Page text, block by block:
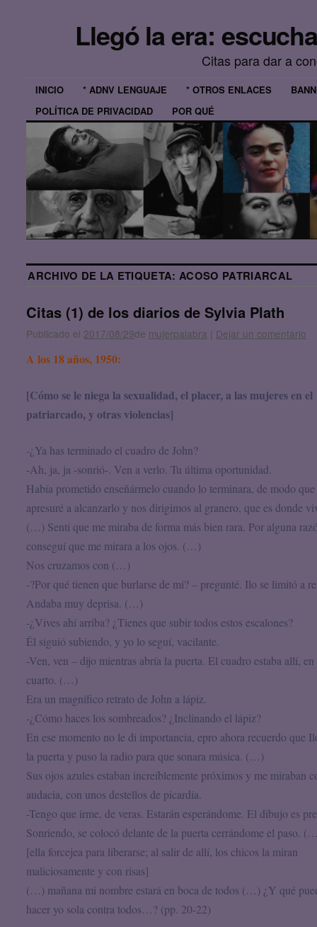
Llegó la era:
Citas para dar a
INICIO * ADNV LENGUAJE * OTROS ENLACES
POLÍTICA DE PRIVACIDAD
POR QUÉ
ARCHIVO DE LA ETIQUETA:ACOSO PATRIARCAL
Citas (1) de los diarios de Sylvia Plath
Publicado el 2017/08/29de mujerpalabra | Dejar un comentario
A los 18 años, 1950:
[Cómo se le niega la sexualidad, el placer, a las mujeres en el
patriarcado, y otras violencias]
-¿Ya has terminado el cuadro de John?
-Ah, ja, ja -sonrió-. Ven a verlo. Tu última oportunidad.
Había prometido enseñármelo cuando lo terminara, de modo
apresuré a alcanzarlo y nos dirigimos al granero, que es donde
(…) Sentí que me miraba de forma más bien rara. Por alguna
conseguí que me mirara a los ojos. (…)
Nos cruzamos con (…)
-?Por qué tienen que burlarse de mí? – pregunté. Ilo se limitó a
Andaba muy deprisa. (…)
-¿Vives ahí arriba? ¿Tienes que subir todos estos escalones?
Él siguió subiendo, y yo lo seguí, vacilante.
-Ven, ven – dijo mientras abría la puerta. El cuadro estaba allí, en
cuarto. (…)
Era un magnífico retrato de John a lápiz.
-¿Cómo haces los sombreados? ¿Inclinando el lápiz?
En ese momento no le di importancia, epro ahora recuerdo que
la puerta y puso la radio para que sonara música. (…)
Sus ojos azules estaban increíblemente próximos y me miraban
audacia, con unos destellos de picardía.
-Tengo que irme, de veras. Estarán esperándome. El dibujo es
Sonriendo, se colocó delante de la puerta cerrándome el paso.
[ella forcejea para liberarse; al salir de allí, los chicos la miran
maliciosamente y con risas]
(…) mañana mi nombre estará en boca de todos (…) ¿Y qué
hacer yo sola contra todos…? (pp. 20-22)